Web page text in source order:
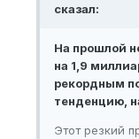
сказал:
На прошлой
на 1,9
рекордным
тенденцию,
Этот резкий